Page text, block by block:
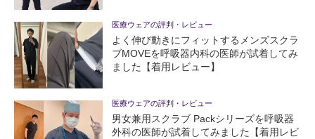
医療ウェアの評判・レビュー
よく伸び動きにフィットするメンズスクラ
ブMOVEを呼吸器内科の医師が試着してみ
ました【着用レビュー】
医療ウェアの評判・レビュー
男女兼用スクラブ Packシリーズを呼吸器
外科の医師が試着してみました【着用レビ